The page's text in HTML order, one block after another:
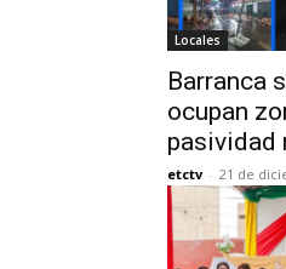
Locales
Barranca
ocupan
pasividad
etctv - 21 de